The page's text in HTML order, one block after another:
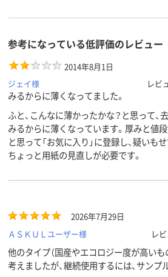
参考になっている低評価のレビュー
2014年8月1日
ジェイ様
レビ
みるからに薄くなってました。
ふと、こんなに薄かったかな？と思って、
みるからに薄くなっています。厚みと値
と思って「お気に入り」に登録し、疑いも
ちょっと用紙の見直しが必要です。
2026年7月29日
ＡＳＫＵＬユーザー様
レ
他のタイプ（国産やエコロジー度が高いも
考えましたが、継続使用するには、サンプ